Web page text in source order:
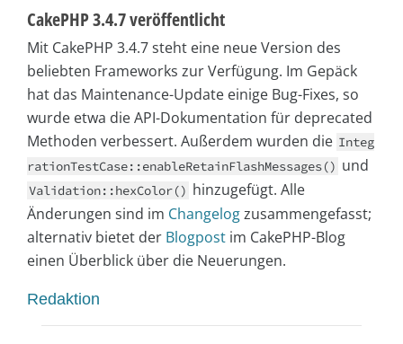
CakePHP 3.4.7 veröffentlicht
Mit CakePHP 3.4.7 steht eine neue Version des
beliebten Frameworks zur Verfügung. Im Gepäck
hat das Maintenance-Update einige Bug-Fixes, so
wurde etwa die API-Dokumentation für deprecated
Methoden verbessert. Außerdem wurden die Integ
rationTestCase::enableRetainFlashMessages() und
Validation::hexColor() hinzugefügt. Alle
Änderungen sind im Changelogzusammengefasst;
alternativ bietet der Blogpost im CakePHP-Blog
einen Überblick über die Neuerungen.
Redaktion